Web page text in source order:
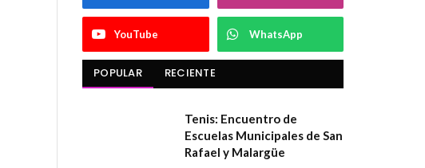
YouTube WhatsApp
POPULAR RECIENTE
Tenis: Encuentro de
Escuelas Municipales de San
Rafael y Malargüe